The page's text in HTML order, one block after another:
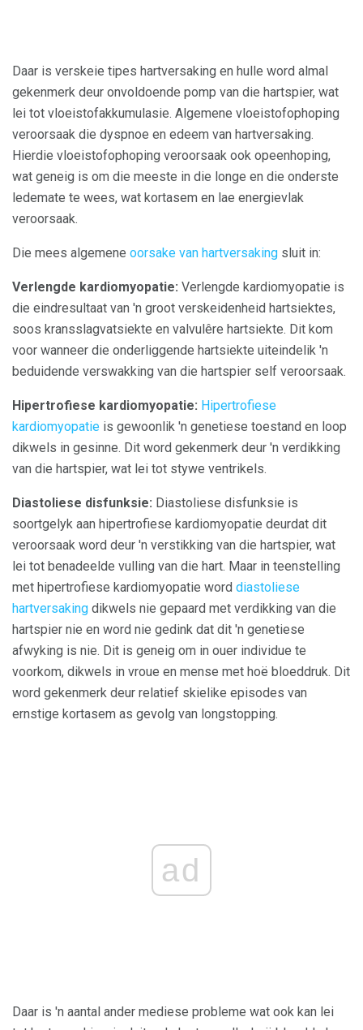
Daar is verskeie tipes hartversaking en hulle word almal
gekenmerk deur onvoldoende pomp van die hartspier, wat
lei tot vloeistofakkumulasie. Algemene vloeistofophoping
veroorsaak die dyspnoe en edeem van hartversaking.
Hierdie vloeistofophoping veroorsaak ook opeenhoping,
wat geneig is om die meeste in die longe en die onderste
ledemate te wees, wat kortasem en lae energievlak
veroorsaak.
Die mees algemene oorsake van hartversaking sluit in:
Verlengde kardiomyopatie: Verlengde kardiomyopatie is
die eindresultaat van 'n groot verskeidenheid hartsiektes,
soos kransslagvatsiekte en valvulêre hartsiekte. Dit kom
voor wanneer die onderliggende hartsiekte uiteindelik 'n
beduidende verswakking van die hartspier self veroorsaak.
Hipertrofiese kardiomyopatie: Hipertrofiese
kardiomyopatie is gewoonlik 'n genetiese toestand en loop
dikwels in gesinne. Dit word gekenmerk deur 'n verdikking
van die hartspier, wat lei tot stywe ventrikels.
Diastoliese disfunksie: Diastoliese disfunksie is
soortgelyk aan hipertrofiese kardiomyopatie deurdat dit
veroorsaak word deur 'n verstikking van die hartspier, wat
lei tot benadeelde vulling van die hart. Maar in teenstelling
met hipertrofiese kardiomyopatie word diastoliese
hartversaking dikwels nie gepaard met verdikking van die
hartspier nie en word nie gedink dat dit 'n genetiese
afwyking is nie. Dit is geneig om in ouer individue te
voorkom, dikwels in vroue en mense met hoë bloeddruk. Dit
word gekenmerk deur relatief skielike episodes van
ernstige kortasem as gevolg van longstopping.
ad
Daar is 'n aantal ander mediese probleme wat ook kan lei